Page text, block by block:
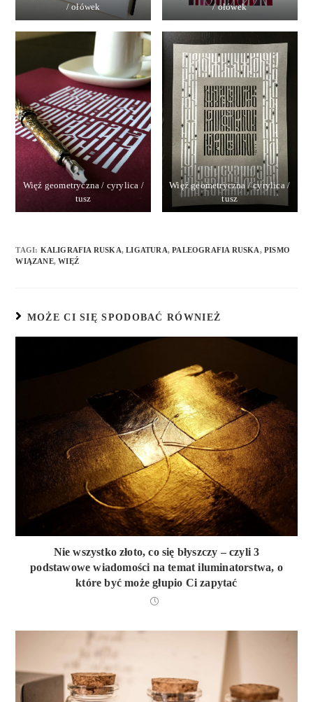
/ ołówek
/ ołówek
Więź geometryczna / cyrylica /
tusz
Więź geometryczna / cyrylica /
tusz
TAGI: KALIGRAFIA RUSKA, LIGATURA, PALEOGRAFIA RUSKA, PISMO
WIĄZANE, WIĘŹ
MOŻE CI SIĘ SPODOBAĆ RÓWNIEŻ
Nie wszystko złoto, co się błyszczy – czyli 3
podstawowe wiadomości na temat iluminatorstwa, o
które być może głupio Ci zapytać